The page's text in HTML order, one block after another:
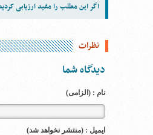
اگر این مطلب را مفید ارزیابی
نظرات
دیدگاه شما
نام : (الزامی)
ایمیل : (منتشر نخواهد شد)